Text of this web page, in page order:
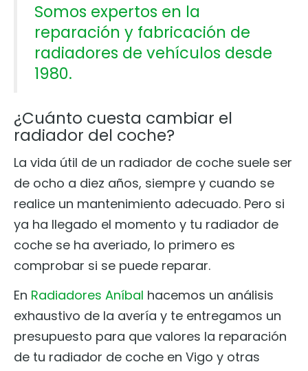
Somos expertos en la
reparación y fabricación de
radiadores de vehículos desde
1980.
¿Cuánto cuesta cambiar el
radiador del coche?
La vida útil de un radiador de coche suele ser
de ocho a diez años, siempre y cuando se
realice un mantenimiento adecuado. Pero si
ya ha llegado el momento y tu radiador de
coche se ha averiado, lo primero es
comprobar si se puede reparar.
En Radiadores Aníbal hacemos un análisis
exhaustivo de la avería y te entregamos un
presupuesto para que valores la reparación
de tu radiador de coche en Vigo y otras